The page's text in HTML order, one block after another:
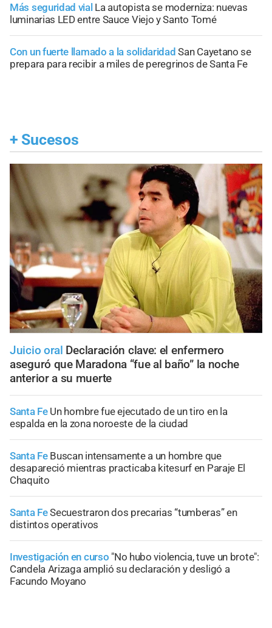
Más seguridad vial La autopista se moderniza: nuevas
luminarias LED entre Sauce Viejo y Santo Tomé
Con un fuerte llamado a la solidaridad San Cayetano se
prepara para recibir a miles de peregrinos de Santa Fe
+ Sucesos
Juicio oral Declaración clave: el enfermero
aseguró que Maradona “fue al baño” la noche
anterior a su muerte
Santa Fe Un hombre fue ejecutado de un tiro en la
espalda en la zona noroeste de la ciudad
Santa Fe Buscan intensamente a un hombre que
desapareció mientras practicaba kitesurf en Paraje El
Chaquito
Santa FeSecuestraron dos precarias “tumberas” en
distintos operativos
Investigación en curso "No hubo violencia, tuve un brote":
Candela Arizaga amplió su declaración y desligó a
Facundo Moyano